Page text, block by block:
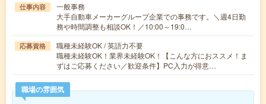
仕事内容
一般事務
大手自動車メーカーグループ企業での事務です。＼週4日勤
務や時間調整も相談OK！／10:00～19:0…
応募資格
職種未経験OK / 英語力不要
職種未経験OK！業界未経験OK！【こんな方におススメ！ま
ずはご応募ください／歓迎条件】PC入力が得意…
職場の雰囲気